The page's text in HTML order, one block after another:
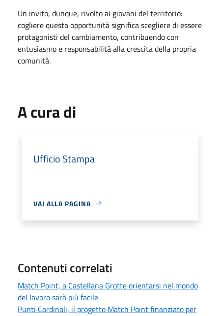
Un invito, dunque, rivolto ai giovani del territorio:
cogliere questa opportunità significa scegliere di essere
protagonisti del cambiamento, contribuendo con
entusiasmo e responsabilità alla crescita della propria
comunità.
A cura di
Ufficio Stampa
VAI ALLA PAGINA
Contenuti correlati
Match Point, a Castellana Grotte orientarsi nel mondo
del lavoro sarà più facile
Punti Cardinali, il progetto Match Point finanziato per